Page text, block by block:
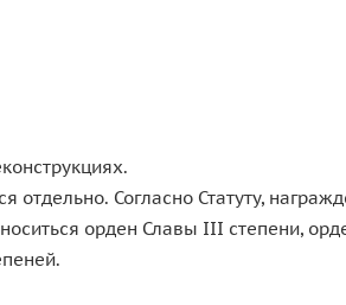
Согласно Статуту,
орден Славы III степени,